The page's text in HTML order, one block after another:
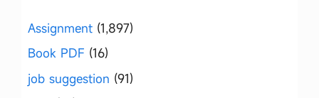
Assignment (1,897)
Book PDF (16)
job suggestion (91)